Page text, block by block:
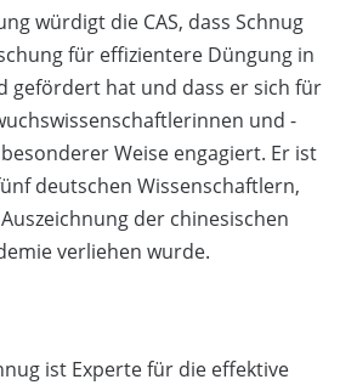
würdigt die CAS, dass Schnug
für effizientere Düngung in
gefördert hat und dass er sich für
und -
Weise engagiert. Er ist
deutschen Wissenschaftlern,
der chinesischen
verliehen wurde.
ist Experte für die effektive